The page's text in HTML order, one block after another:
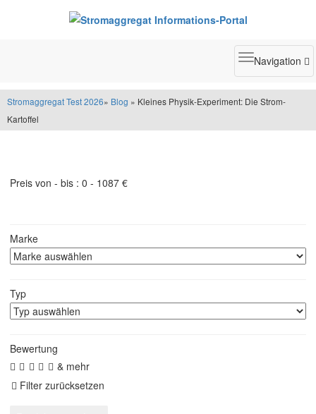
Toggle
Navigation
Stromaggregat Test 2026» Blog » Kleines Physik-Experiment: Die Strom-
Kartoffel
Preis von - bis : 0 - 1087 €
Marke
Typ
Bewertung
& mehr
Filter zurücksetzen